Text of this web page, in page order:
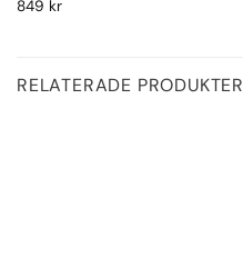
849 kr
RELATERADE PRODUKTER